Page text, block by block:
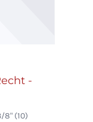
-
8" (10)